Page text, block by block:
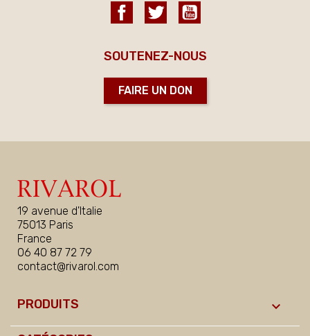
FacebookTwitter
SOUTENEZ-NOUS
FAIRE UN DON
19 avenue d'Italie
75013 Paris
France
06 40 87 72 79
contact@rivarol.com
PRODUITS 